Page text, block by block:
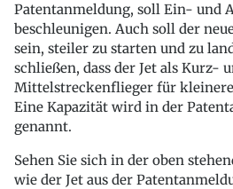
Patentanmeldung, soll Ein- und
beschleunigen. Auch soll der
sein, steiler zu starten und zu
schließen, dass der Jet als Kurz-
Mittelstreckenflieger für
Eine Kapazität wird in der
genannt.
Sehen Sie sich in der oben
wie der Jet aus der